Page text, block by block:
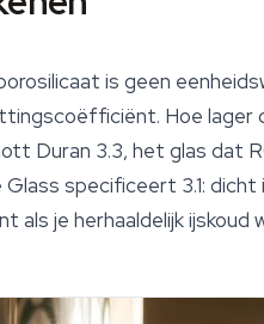
is geen
Hoe
Duran 3.3, het glas dat
specificeert 3.1:
als je herhaaldelijk